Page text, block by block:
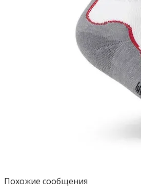
Похожие сообщения